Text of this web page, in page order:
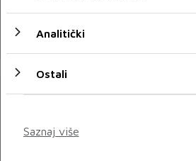
Amina Kajtaz izabrana za Miss
Analitički
Ostali
Saznaj više